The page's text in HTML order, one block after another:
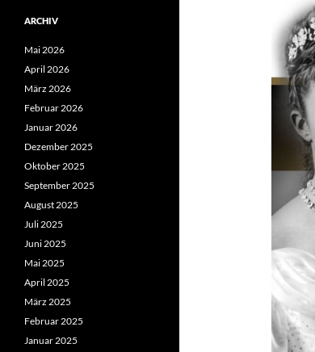
ARCHIV
Mai 2026
April 2026
März 2026
Februar 2026
Januar 2026
Dezember 2025
Oktober 2025
September 2025
August 2025
Juli 2025
Juni 2025
Mai 2025
April 2025
März 2025
Februar 2025
Januar 2025